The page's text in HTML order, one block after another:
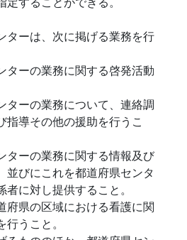
ターは、次に掲げる業務を行
ターの業務に関する啓発活動
ターの業務について、連絡調
指導その他の援助を行うこ
ターの業務に関する情報及び
並びにこれを都道府県センタ
者に対し提供すること。
府県の区域における看護に関
うこと。